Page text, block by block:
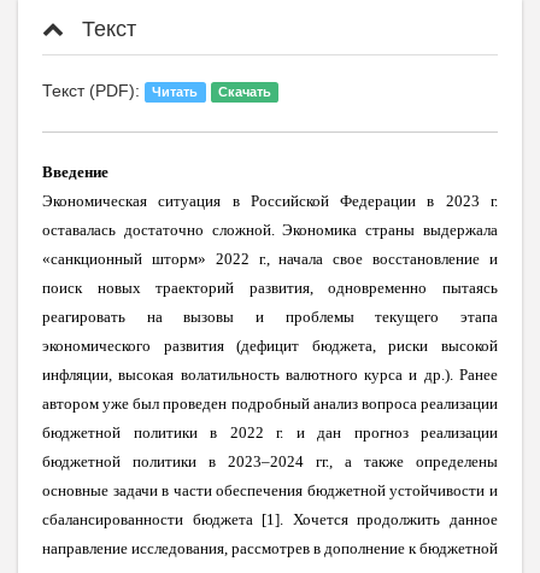
Текст
Текст (PDF): Читать Скачать
Введение
Экономическая ситуация в Российской Федерации в 2023 г.
оставалась достаточно сложной. Экономика страны выдержала
«санкционный шторм» 2022 г., начала свое восстановление и
поиск новых траекторий развития, одновременно пытаясь
реагировать на вызовы и проблемы текущего этапа
экономического развития (дефицит бюджета, риски высокой
инфляции, высокая волатильность валютного курса и др.). Ранее
автором уже был проведен подробный анализ вопроса реализации
бюджетной политики в 2022 г. и дан прогноз реализации
бюджетной политики в 2023–2024 гг., а также определены
основные задачи в части обеспечения бюджетной устойчивости и
сбалансированности бюджета [1]. Хочется продолжить данное
направление исследования, рассмотрев в дополнение к бюджетной